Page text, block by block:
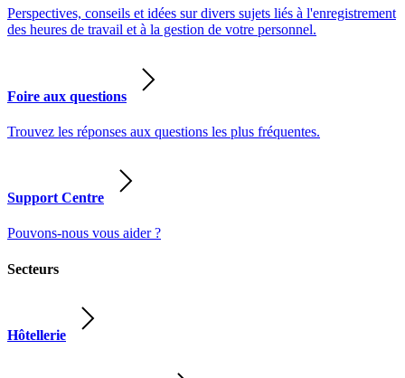
Perspectives, conseils et idées sur divers sujets liés à l'enregistrement
des heures de travail et à la gestion de votre personnel.
Foire aux questions
Trouvez les réponses aux questions les plus fréquentes.
Support Centre
Pouvons-nous vous aider ?
Secteurs
Hôtellerie